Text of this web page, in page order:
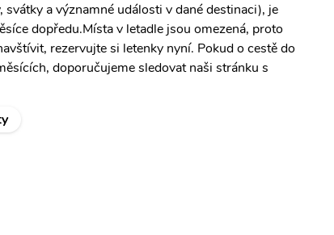
a významné události v dané destinaci), je
dopředu.Místa v letadle jsou omezená, proto
rezervujte si letenky nyní. Pokud o cestě do
doporučujeme sledovat naši stránku s